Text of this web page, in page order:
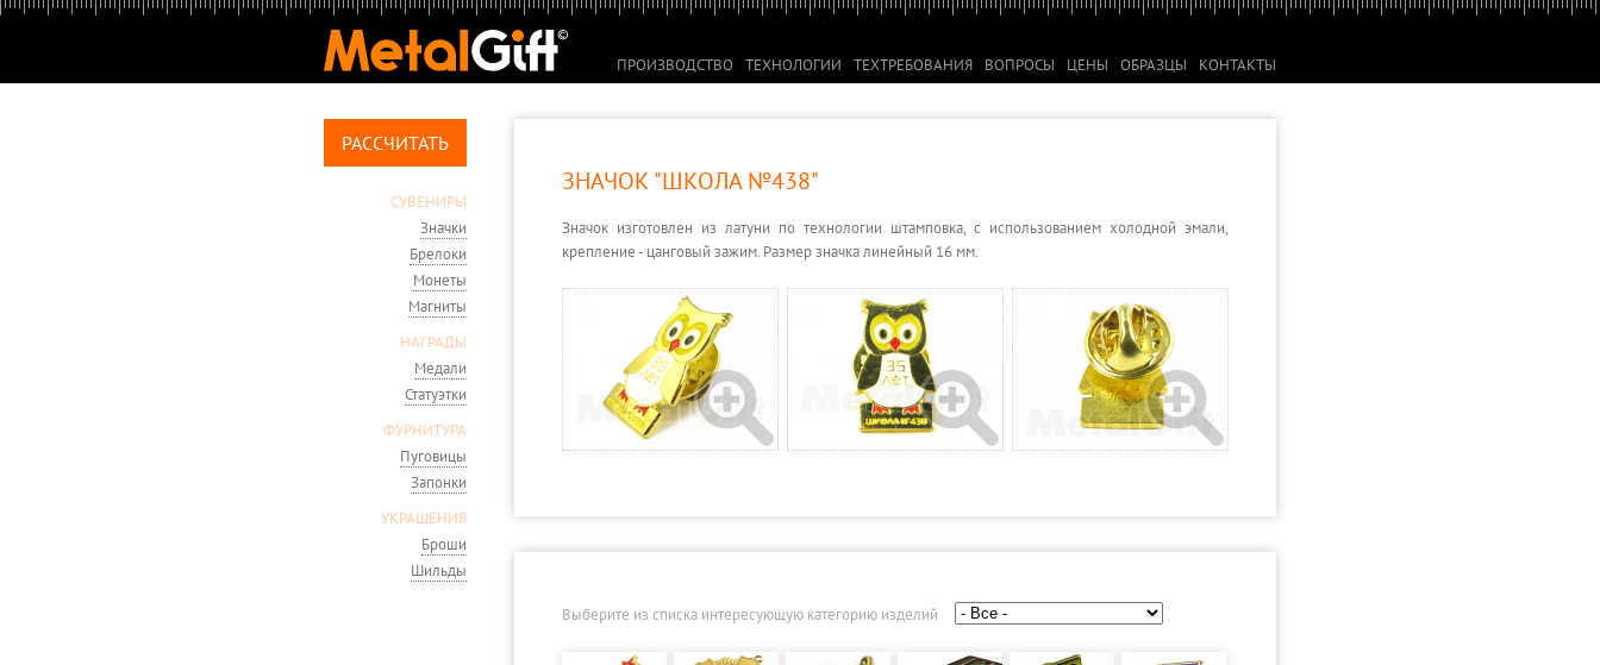
ПРОИЗВОДСТВО ТЕХНОЛОГИИ ТЕХТРЕБОВАНИЯ ВОПРОСЫ ЦЕНЫ ОБРАЗЦЫ КОНТАКТЫ
РАССЧИТАТЬ
СУВЕНИРЫ
Значки
Брелоки
Монеты
Магниты
НАГРАДЫ
Медали
Статуэтки
ФУРНИТУРА
Пуговицы
Запонки
УКРАШЕНИЯ
Броши
Шильды
ЗНАЧОК "ШКОЛА №438"
Значок изготовлен из латуни по технологии штамповка, с использованием холодной эмали,
крепление - цанговый зажим. Размер значка линейный 16 мм.
Выберите из списка интересующую категорию изделий